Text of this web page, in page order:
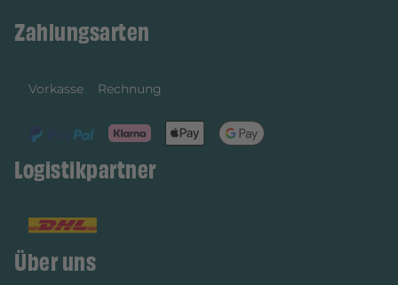
Zahlungsarten
Vorkasse Rechnung
Logistikpartner
Über uns